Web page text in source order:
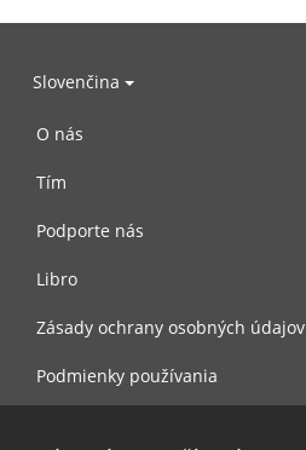
Slovenčina
O nás
Tím
Podporte nás
Libro
Zásady ochrany osobných údajov
Podmienky používania